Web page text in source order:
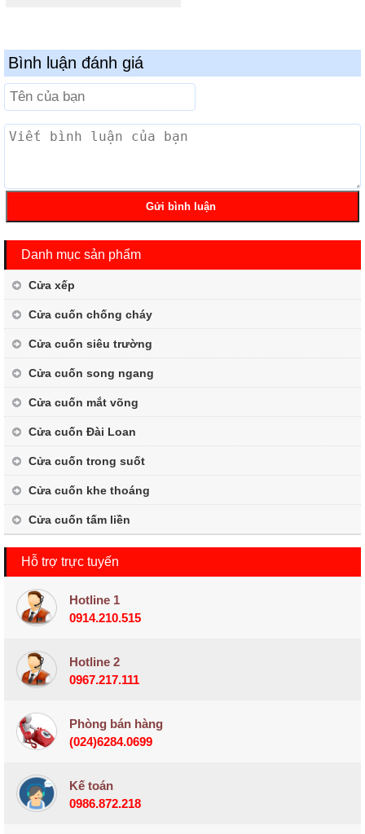
Danh mục sản phẩm
Cửa xếp
Cửa cuốn chống cháy
Cửa cuốn siêu trường
Cửa cuốn song ngang
Cửa cuốn mắt võng
Cửa cuốn Đài Loan
Cửa cuốn trong suốt
Cửa cuốn khe thoáng
Cửa cuốn tấm liền
Hỗ trợ trực tuyến
Hotline 1
0914.210.515
Hotline 2
0967.217.111
Phòng bán hàng
(024)6284.0699
Kế toán
0986.872.218
Bình luận đánh giá